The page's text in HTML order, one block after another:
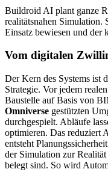
Buildroid AI plant ganze
realitätsnahen
Einsatz bewiesen und der
Vom digitalen
Der Kern des Systems ist
Strategie. Vor jedem
Baustelle auf Basis von
Omniverse gestützten
durchgespielt. Abläufe
optimieren. Das reduziert
entsteht
der Simulation zur
belegt sind. So wird